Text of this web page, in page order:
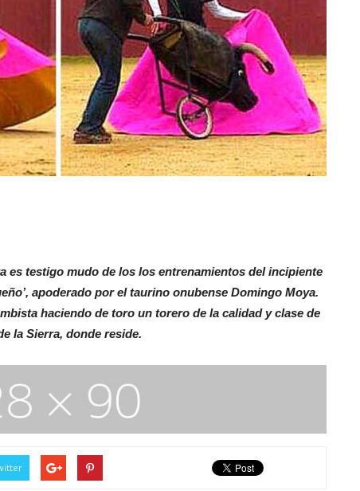
es testigo mudo de los los entrenamientos del incipiente
apoderado por el taurino onubense Domingo Moya.
haciendo de toro un torero de la calidad y clase de
la Sierra, donde reside.